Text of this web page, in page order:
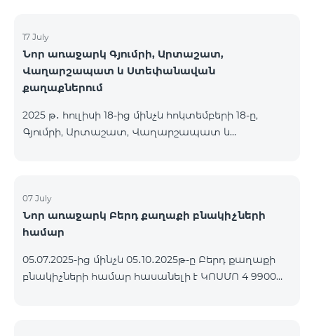
17 July
Նոր առաջարկ Գյումրի, Արտաշատ,
Վաղարշապատ և Ստեփանավան
քաղաքներում
2025 թ․ հուլիսի 18-ից մինչև հոկտեմբերի 18-ը,
Գյումրի, Արտաշատ, Վաղարշապատ և
զեղչով առաջին 6 ամիսների համար, 12 ամիս
բաժանորդագրության դեպքում․ Անվանում
Հիմնական արժեք Զեղչված արժեք 1-6 ամիսների
ԿՈՍՄՈ 3 7400 Մարզային 7400 3700 ԿՈՍՄՈ 4 9900
Մարզային 9900 4950
07 July
Նոր առաջարկ Բերդ քաղաքի բնակիչների
համար
05.07.2025-ից մինչև 05․10․2025թ-ը Բերդ քաղաքի
բնակիչների համար հասանելի է ԿՈՍՄՈ 4 9900